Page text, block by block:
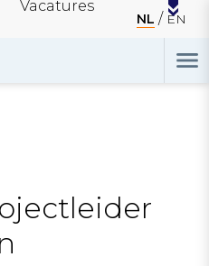
Vacatures
NL EN